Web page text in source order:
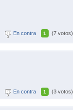
En contra 1 (7 votos)
En contra 1 (3 votos)